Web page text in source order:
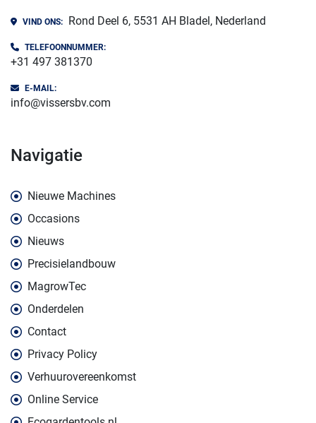
VIND ONS: Rond Deel 6, 5531 AH Bladel, Nederland
TELEFOONNUMMER:
+31 497 381370
E-MAIL:
info@vissersbv.com
navigatie
Nieuwe Machines
Occasions
Nieuws
Precisielandbouw
MagrowTec
Onderdelen
Contact
Privacy Policy
Verhuurovereenkomst
Online Service